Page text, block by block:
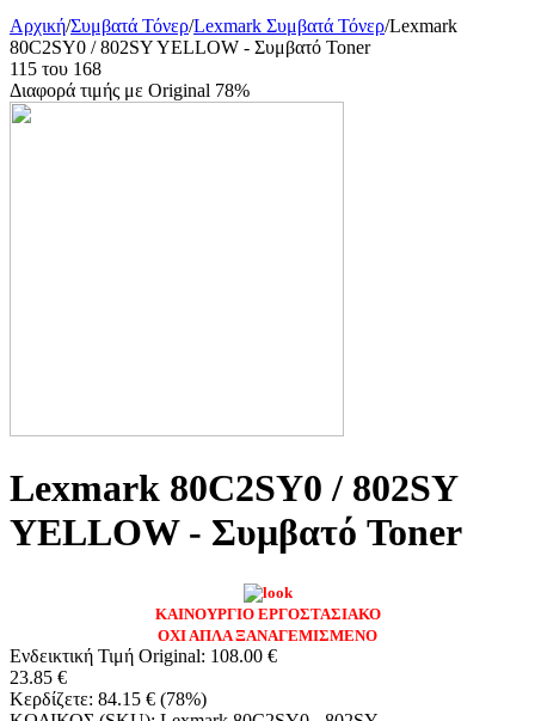
Αρχική/Συμβατά Τόνερ/Lexmark Συμβατά Τόνερ/Lexmark
80C2SY0 / 802SY YELLOW - Συμβατό Toner
115 του 168
Διαφορά τιμής με Original 78%
Lexmark 80C2SY0 / 802SY
YELLOW - Συμβατό Toner
ΚΑΙΝΟΥΡΓΙΟ ΕΡΓΟΣΤΑΣΙΑΚΟ
ΟΧΙ ΑΠΛΑ ΞΑΝΑΓΕΜΙΣΜΕΝΟ
Ενδεικτική Τιμή Original: 108.00 €
23.85 €
Κερδίζετε: 84.15 € (78%)